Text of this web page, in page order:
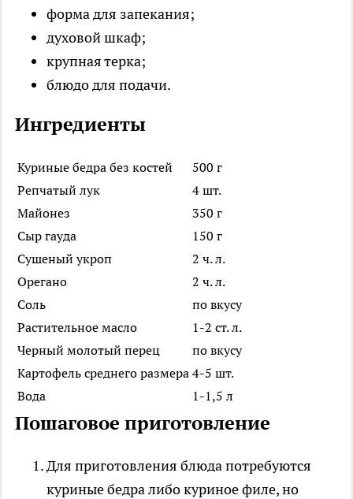
форма для запекания;
духовой шкаф;
крупная терка;
блюдо для подачи.
Ингредиенты
Куриные бедра без костей
500 г
Репчатый лук
4 шт.
Майонез
350 г
Сыр гауда
150 г
Сушеный укроп
2 ч. л.
Орегано
2 ч. л.
Соль
по вкусу
Растительное масло
1-2 ст. л.
Черный молотый перец
по вкусу
Картофель среднего размера 4-5 шт.
Вода
1-1,5 л
Пошаговое приготовление
Для приготовления блюда потребуются
куриные бедра либо куриное филе, но